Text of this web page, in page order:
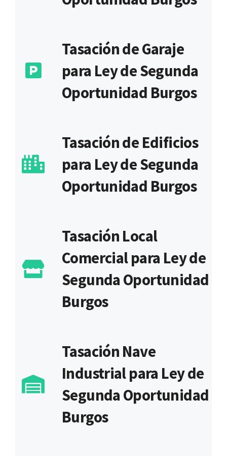
Tasación de Garaje
para Ley de Segunda
Oportunidad Burgos
Tasación de Edificios
para Ley de Segunda
Oportunidad Burgos
Tasación Local
Comercial para Ley de
Segunda Oportunidad
Burgos
Tasación Nave
Industrial para Ley de
Segunda Oportunidad
Burgos